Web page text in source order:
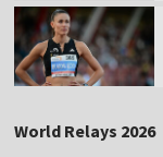
World Relays 2026